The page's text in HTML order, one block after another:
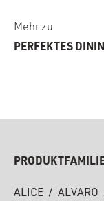
Mehr zu
PERFEKTES
ALICE / ALVARO